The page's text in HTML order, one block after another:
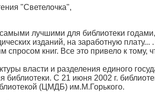
"Светелочка",
лучшими для библиотеки
изданий, на заработную
книг. Все это привело к тому,
власти и разделения единого
библиотеки. С 21 июня 2002 г.
(ЦМДБ) им.М.Горького.